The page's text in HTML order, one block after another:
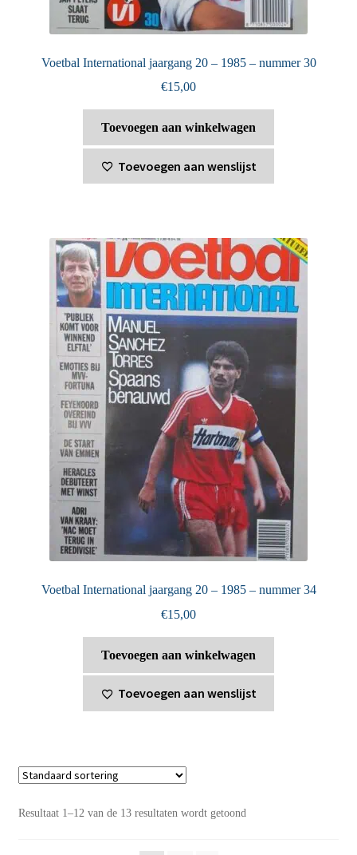
Voetbal International jaargang 20 – 1985 – nummer 30
€15,00
Toevoegen aan winkelwagen
Toevoegen aan wenslijst
Voetbal International jaargang 20 – 1985 – nummer 34
€15,00
Toevoegen aan winkelwagen
Toevoegen aan wenslijst
Resultaat 1–12 van de 13 resultaten wordt getoond